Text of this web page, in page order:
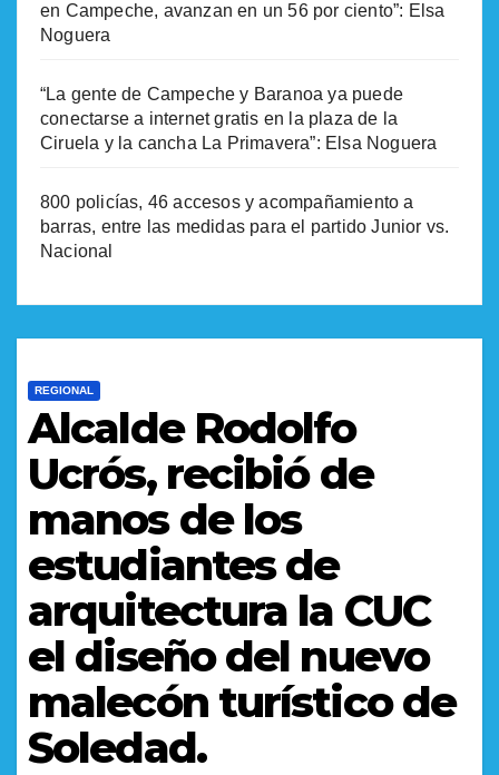
en Campeche, avanzan en un 56 por ciento”: Elsa
Noguera
“La gente de Campeche y Baranoa ya puede
conectarse a internet gratis en la plaza de la
Ciruela y la cancha La Primavera”: Elsa Noguera
800 policías, 46 accesos y acompañamiento a
barras, entre las medidas para el partido Junior vs.
Nacional
REGIONAL
Alcalde Rodolfo
Ucrós, recibió de
manos de los
estudiantes de
arquitectura la CUC
el diseño del nuevo
malecón turístico de
Soledad.